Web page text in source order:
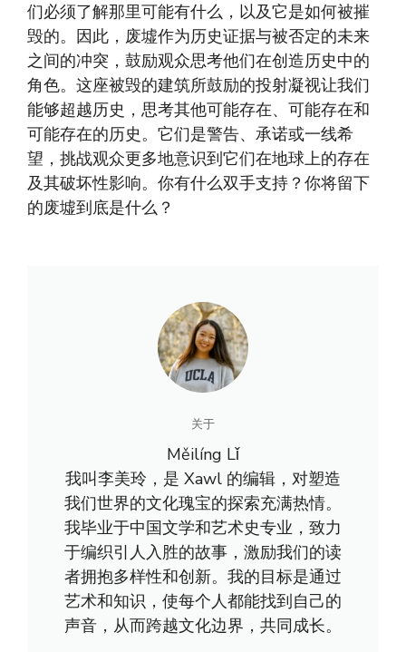
们必须了解那里可能有什么，以及它是如何被摧
毁的。因此，废墟作为历史证据与被否定的未来
之间的冲突，鼓励观众思考他们在创造历史中的
角色。这座被毁的建筑所鼓励的投射凝视让我们
能够超越历史，思考其他可能存在、可能存在和
可能存在的历史。它们是警告、承诺或一线希
望，挑战观众更多地意识到它们在地球上的存在
及其破坏性影响。你有什么双手支持？你将留下
的废墟到底是什么？
关于
Měilíng Lǐ
我叫李美玲，是 Xawl 的编辑，对塑造
我们世界的文化瑰宝的探索充满热情。
我毕业于中国文学和艺术史专业，致力
于编织引人入胜的故事，激励我们的读
者拥抱多样性和创新。我的目标是通过
艺术和知识，使每个人都能找到自己的
声音，从而跨越文化边界，共同成长。